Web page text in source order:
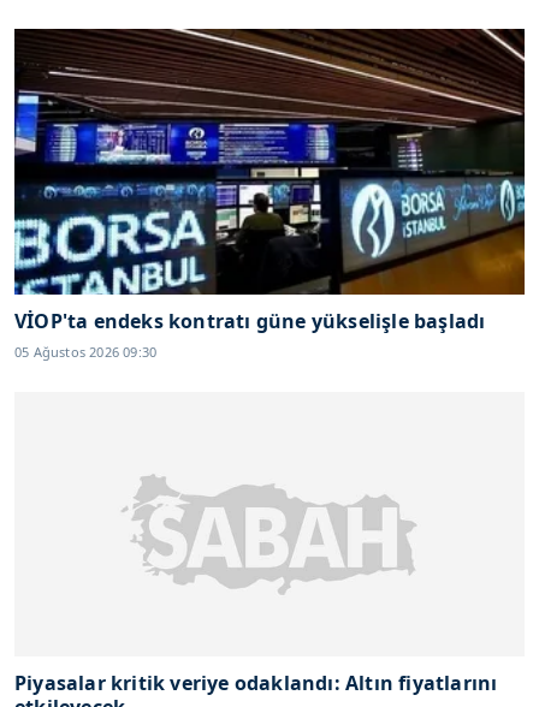
VİOP'ta endeks kontratı güne yükselişle başladı
05 Ağustos 2026 09:30
Piyasalar kritik veriye odaklandı: Altın fiyatlarını